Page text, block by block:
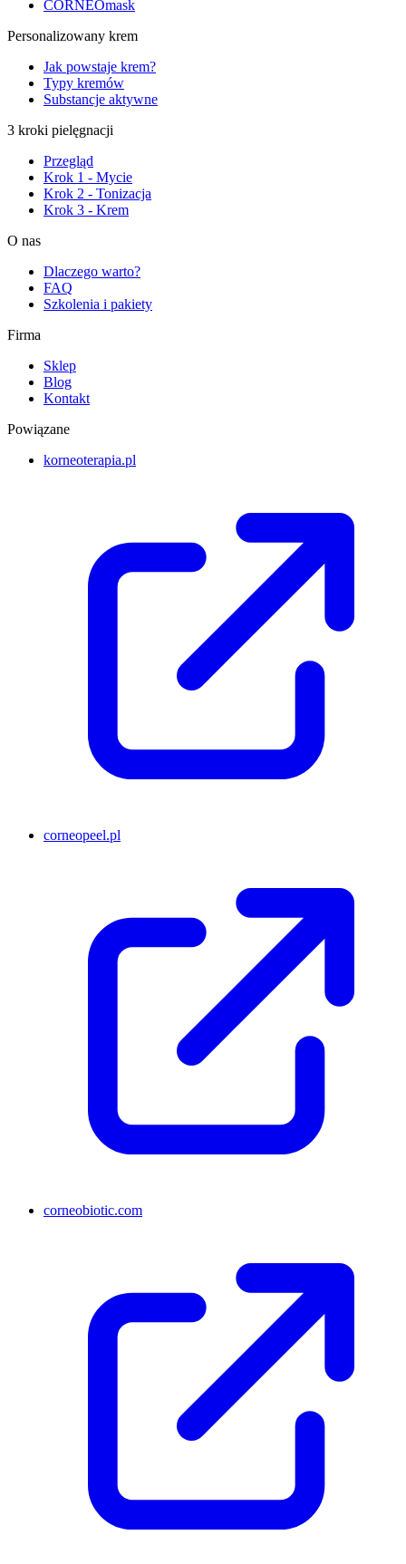
CORNEOmask
Personalizowany krem
Jak powstaje krem?
Typy kremów
Substancje aktywne
3 kroki pielęgnacji
Przegląd
Krok 1 - Mycie
Krok 2 - Tonizacja
Krok 3 - Krem
O nas
Dlaczego warto?
FAQ
Szkolenia i pakiety
Firma
Sklep
Blog
Kontakt
Powiązane
korneoterapia.pl
corneopeel.pl
corneobiotic.com